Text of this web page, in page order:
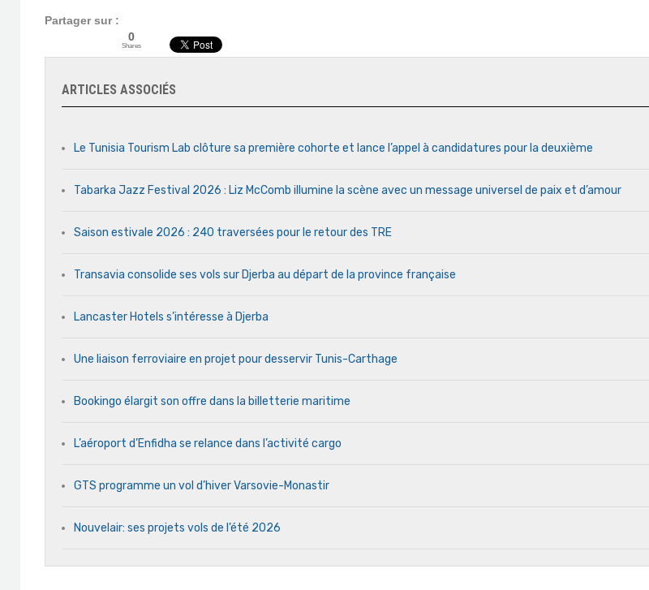
Partager sur :
0
Shares
ARTICLES ASSOCIÉS
Le Tunisia Tourism Lab clôture sa première cohorte et lance l’appel à candidatures pour la deuxième
Tabarka Jazz Festival 2026 : Liz McComb illumine la scène avec un message universel de paix et d’amour
Saison estivale 2026 : 240 traversées pour le retour des TRE
Transavia consolide ses vols sur Djerba au départ de la province française
Lancaster Hotels s’intéresse à Djerba
Une liaison ferroviaire en projet pour desservir Tunis-Carthage
Bookingo élargit son offre dans la billetterie maritime
L’aéroport d’Enfidha se relance dans l’activité cargo
GTS programme un vol d’hiver Varsovie-Monastir
Nouvelair: ses projets vols de l’été 2026